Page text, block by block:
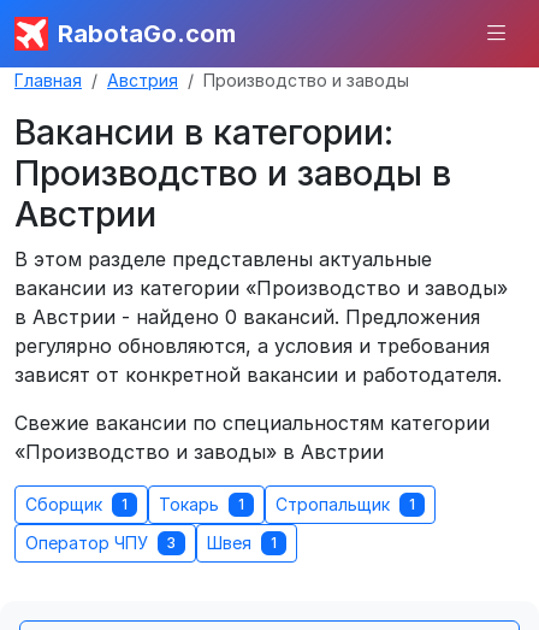
RabotaGo.com
Главная Австрия Производство и заводы
Вакансии в категории:
Производство и заводы в
Австрии
В этом разделе представлены актуальные
вакансии из категории «Производство и заводы»
в Австрии - найдено 0 вакансий. Предложения
регулярно обновляются, а условия и требования
зависят от конкретной вакансии и работодателя.
Свежие вакансии по специальностям категории
«Производство и заводы» в Австрии
Сборщик 1 Токарь 1 Стропальщик 1
Оператор ЧПУ 3 Швея 1